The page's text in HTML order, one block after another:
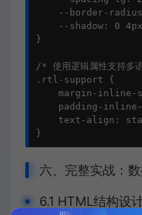
--border-
--shadow: 0
}
/* 使用逻辑属性支持多
.rtl-support {
margin-inline-
padding-
text-align:
}
六、完整实战：
6.1 HTML结构设